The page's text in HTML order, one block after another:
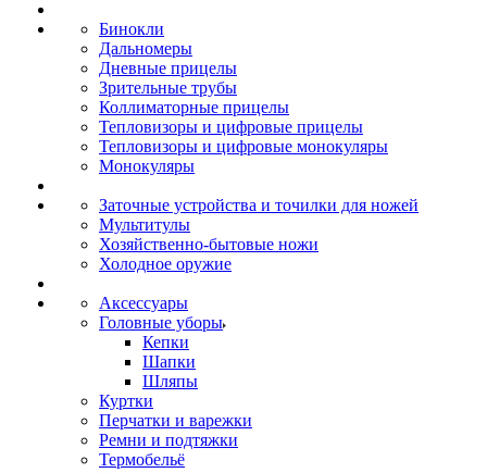
Бинокли
Дальномеры
Дневные прицелы
Зрительные трубы
Коллиматорные прицелы
Тепловизоры и цифровые прицелы
Тепловизоры и цифровые монокуляры
Монокуляры
Заточные устройства и точилки для ножей
Мультитулы
Хозяйственно-бытовые ножи
Холодное оружие
Аксессуары
Головные уборы
Кепки
Шапки
Шляпы
Куртки
Перчатки и варежки
Ремни и подтяжки
Термобельё